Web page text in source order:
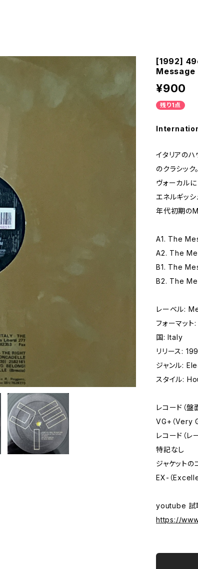
[1992]
¥900
残り1点
イタリアの
のクラシック
ヴォーカル
エネルギッ
年代初期の
A1. The
A2. The
B1. The
B2. The
レーベル:
フォーマッ
国: Italy
リリース:
ジャンル:
スタイル:
レコード（盤
VG+（Very
レコード（レ
特記なし
ジャケットの
EX-（
youtube 試
https://